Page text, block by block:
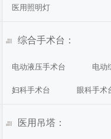
医用照明灯
综合手术台：
电动液压手术台 电动
妇科手术台 眼科手术
医用吊塔：